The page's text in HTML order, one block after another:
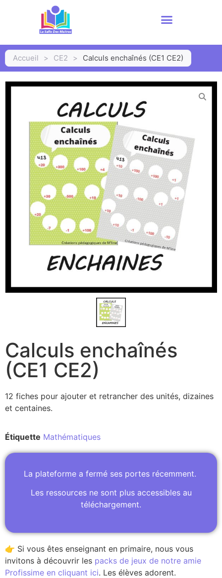
Accueil > CE2 > Calculs enchaînés (CE1 CE2)
Calculs enchaînés
(CE1 CE2)
12 fiches pour ajouter et retrancher des unités, dizaines
et centaines.
Étiquette Mathématiques
La plateforme a fermé ses portes récemment.
Les ressources ne sont plus accessibles au
téléchargement.
👉 Si vous êtes enseignant en primaire, nous vous
invitons à découvrir les packs de jeux de notre amie
Profissime en cliquant ici. Les élèves adorent.